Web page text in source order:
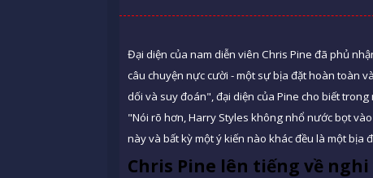
Đại diện của nam diễn viên Chris Pine đã phủ
câu chuyện nực cười - một sự bịa đặt hoàn toàn
dối và suy đoán", đại diện của Pine cho biết trong
"Nói rõ hơn, Harry Styles không nhổ nước bọt
này và bất kỳ một ý kiến nào khác đều là một bịa
Chris Pine lên tiếng về